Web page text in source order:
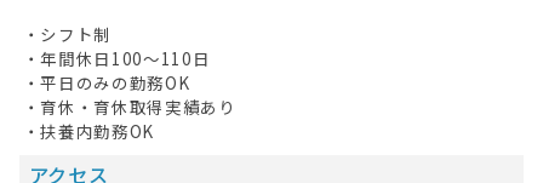
・シフト制
・年間休日100～110日
・平日のみの勤務OK
・育休・育休取得実績あり
・扶養内勤務OK
アクセス